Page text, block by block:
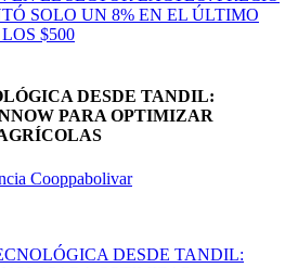
DESDE TANDIL:
PARA OPTIMIZAR
Cooppabolivar